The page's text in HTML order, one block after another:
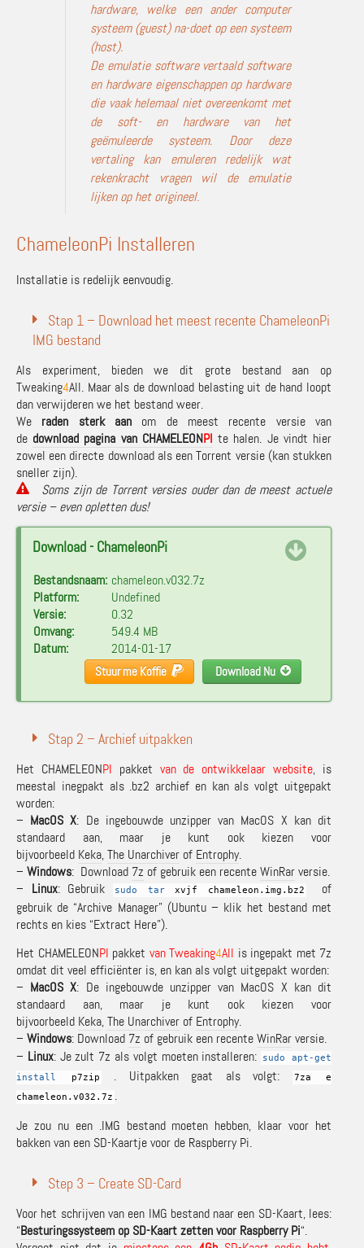
hardware, welke een ander computer
systeem (guest) na-doet op een systeem
(host).
De emulatie software vertaald software
en hardware eigenschappen op hardware
die vaak helemaal niet overeenkomt met
de soft- en hardware van het
geëmuleerde systeem. Door deze
vertaling kan emuleren redelijk wat
rekenkracht vragen wil de emulatie
lijken op het origineel.
ChameleonPi Installeren
Installatie is redelijk eenvoudig.
Stap 1 – Download het meest recente ChameleonPi
IMG bestand
Als experiment, bieden we dit grote bestand aan op
Tweaking4All. Maar als de download belasting uit de hand loopt
dan verwijderen we het bestand weer.
We raden sterk aan om de meest recente versie van
de download pagina van CHAMELEONPI te halen. Je vindt hier
zowel een directe download als een Torrent versie (kan stukken
sneller zijn).
Soms zijn de Torrent versies ouder dan de meest actuele
versie – even opletten dus!
Download - ChameleonPi
Bestandsnaam: chameleon.v032.7z
Platform:
Undefined
Versie:
0.32
Omvang:
549.4 MB
Datum:
2014-01-17
Download Nu
Stuur me Koffie
Stap 2 – Archief uitpakken
Het CHAMELEONPI pakket van de ontwikkelaar website, is
meestal inegpakt als .bz2 archief en kan als volgt uitgepakt
worden:
– MacOS X: De ingebouwde unzipper van MacOS X kan dit
standaard aan, maar je kunt ook kiezen voor
bijvoorbeeld Keka,The Unarchiver of Entrophy.
– Windows: Download 7z of gebruik een recenteWinRarversie.
– Linux: Gebruik sudo tarxvjf chameleon.img.bz2
of
gebruik de “Archive Manager” (Ubuntu – klik het bestand met
rechts en kies “Extract Here”).
Het CHAMELEONPI pakket van Tweaking4All is ingepakt met 7z
omdat dit veel efficiënter is, en kan als volgt uitgepakt worden:
– MacOS X: De ingebouwde unzipper van MacOS X kan dit
standaard aan, maar je kunt ook kiezen voor
bijvoorbeeld Keka,The Unarchiver of Entrophy.
– Windows: Download 7z of gebruik een recenteWinRarversie.
– Linux: Je zult 7z als volgt moeten installeren: sudo
apt-get
install p7zip . Uitpakken gaat als volgt:
7za e
chameleon.v032.7z .
Je zou nu een .IMG bestand moeten hebben, klaar voor het
bakken van een SD-Kaartje voor de Raspberry Pi.
Step 3 – Create SD-Card
Voor het schrijven van een IMG bestand naar een SD-Kaart, lees:
“Besturingssysteem op SD-Kaart zetten voor Raspberry Pi“.